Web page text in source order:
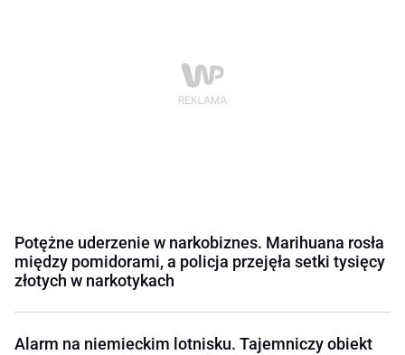
Potężne uderzenie w narkobiznes. Marihuana rosła
między pomidorami, a policja przejęła setki tysięcy
złotych w narkotykach
Alarm na niemieckim lotnisku. Tajemniczy obiekt